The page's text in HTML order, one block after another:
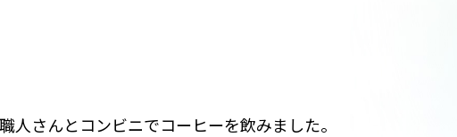
さんとコンビニでコーヒーを飲みました。